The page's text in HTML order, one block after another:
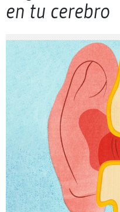
en tu cerebro